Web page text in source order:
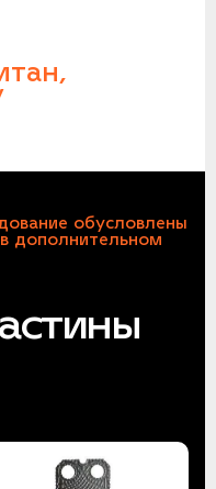
обусловлены
дополнительном